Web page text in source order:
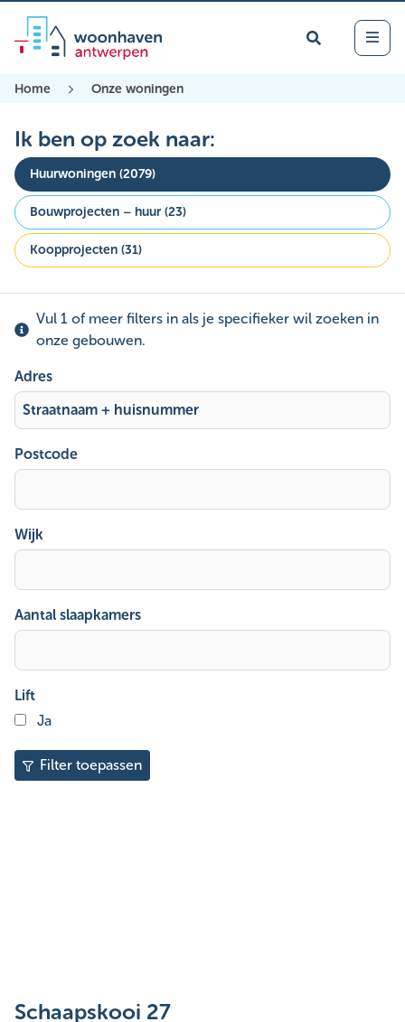
Zoek Open
Onze woningen
Home Onze woningen
Ik ben op zoek naar:
Huurwoningen (2079)
Bouwprojecten – huur (23)
Koopprojecten (31)
Vul 1 of meer filters in als je specifieker wil zoeken in
onze gebouwen.
Adres
Postcode
Wijk
Aantal slaapkamers
Lift
lift
Ja
Filter toepassen
Schaapskooi 27